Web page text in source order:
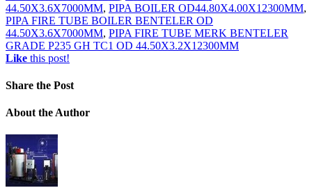
44.50X3.6X7000MM, PIPA BOILER OD44.80X4.00X12300MM,
PIPA FIRE TUBE BOILER BENTELER OD
44.50X3.6X7000MM, PIPA FIRE TUBE MERK BENTELER
GRADE P235 GH TC1 OD 44.50X3.2X12300MM
Like this post!
Share the Post
About the Author